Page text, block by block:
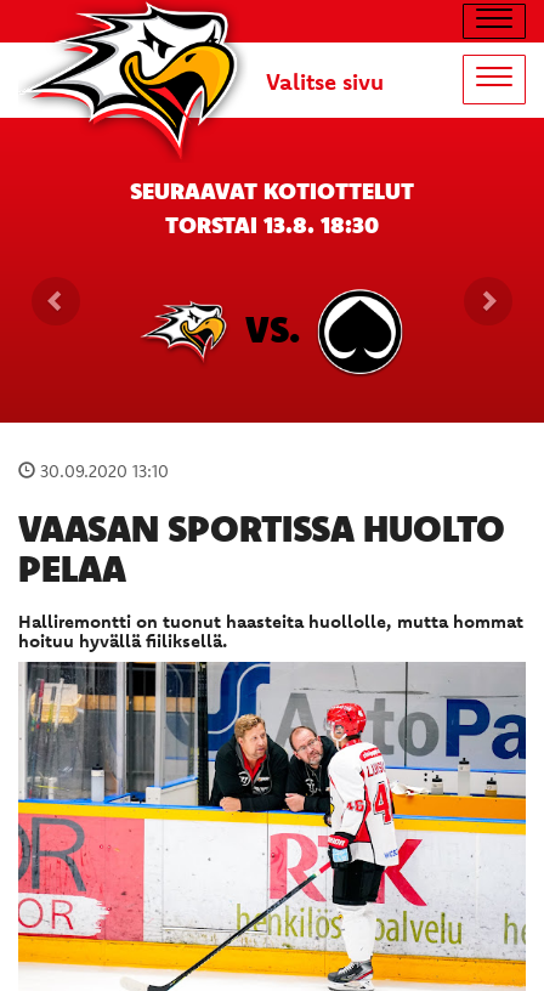
Valitse sivu
SEURAAVAT KOTIOTTELUT
TORSTAI 13.8. 18:30
VS.
30.09.2020 13:10
VAASAN SPORTISSA HUOLTO
PELAA
Halliremontti on tuonut haasteita huollolle, mutta hommat
hoituu hyvällä fiiliksellä.